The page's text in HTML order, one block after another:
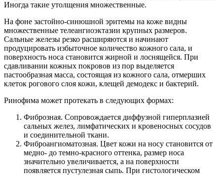
Иногда такие утолщения множественные.
На фоне застойно-синюшной эритемы на коже видны
множественные телеангиоэктазии крупных размеров.
Сальные железы резко расширяются и начинают
продуцировать избыточное количество кожного сала, и
поверхность носа становится жирной и лоснящейся. При
сдавливании кожных покровов из пор выделяется
пастообразная масса, состоящая из кожного сала, отмерших
клеток рогового слоя кожи, клещей демодекс и бактерий.
Ринофима может протекать в следующих формах:
Фиброзная. Сопровождается диффузной гиперплазией
сальных желез, лимфатических и кровеносных сосудов
и соединительной ткани.
Фиброангиоматозная. Цвет кожи на носу становится от
медно- до темно-красного оттенка, размер носа
значительно увеличивается, а на поверхности
появляется пустулезная сыпь. При гистологическом